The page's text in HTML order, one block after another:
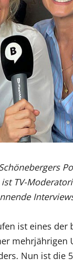
TV-
ist eines der
Nun ist die